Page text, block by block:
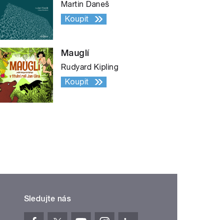
Martin Daneš
Koupit
Mauglí
Rudyard Kipling
Koupit
Sledujte nás